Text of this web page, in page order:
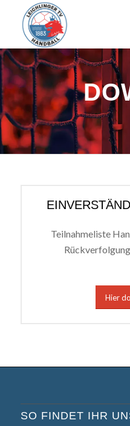
Teilnahmeliste
Hier
SO FINDET IHR